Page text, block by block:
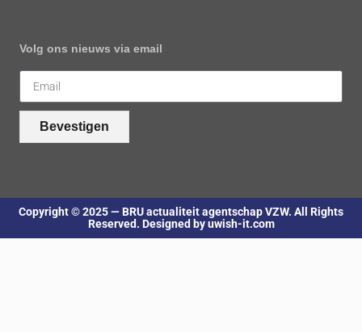
Volg ons nieuws via email
Bevestigen
Copyright © 2025 — BRU actualiteit agentschap VZW. All Rights
Reserved. Designed by uwish-it.com